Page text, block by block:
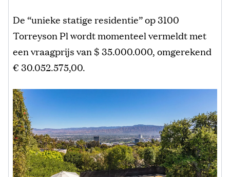
De “unieke statige residentie” op 3100
Torreyson Pl wordt momenteel vermeldt met
een vraagprijs van $ 35.000.000, omgerekend
€ 30.052.575,00.